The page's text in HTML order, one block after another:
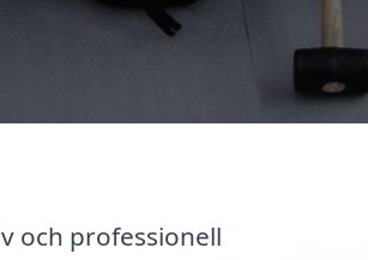
och professionell